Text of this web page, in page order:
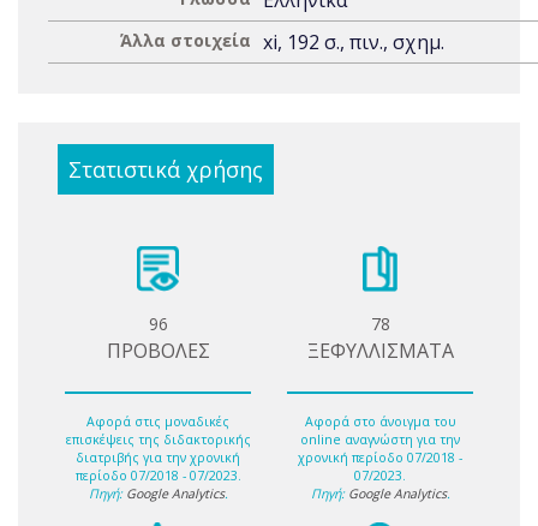
Άλλα στοιχεία xi, 192 σ., πιν., σχημ.
Στατιστικά χρήσης
96
ΠΡΟΒΟΛΕΣ
Αφορά στις μοναδικές
επισκέψεις της διδακτορικής
διατριβής για την χρονική
περίοδο 07/2018 - 07/2023.
Πηγή: Google Analytics.
78
ΞΕΦΥΛΛΙΣΜΑΤΑ
Αφορά στο άνοιγμα του
online αναγνώστη για την
χρονική περίοδο 07/2018 -
07/2023.
Πηγή: Google Analytics.